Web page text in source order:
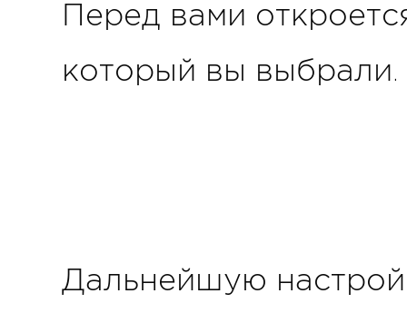
Перед вами
который вы выбрали.
Дальнейшую